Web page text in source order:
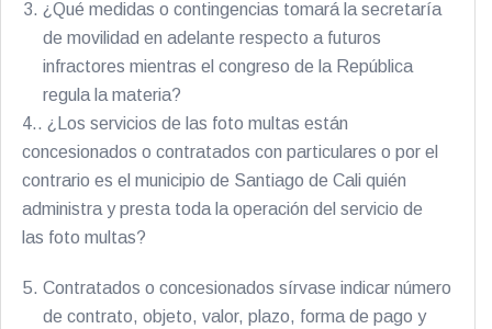
¿Qué medidas o contingencias tomará la secretaría
de movilidad en adelante respecto a futuros
infractores mientras el congreso de la República
regula la materia?
4.. ¿Los servicios de las foto multas están
concesionados o contratados con particulares o por el
contrario es el municipio de Santiago de Cali quién
administra y presta toda la operación del servicio de
las foto multas?
Contratados o concesionados sírvase indicar número
de contrato, objeto, valor, plazo, forma de pago y